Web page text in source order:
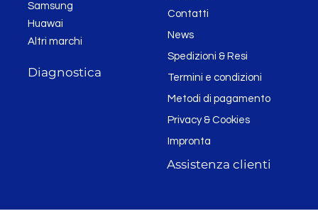
Samsung
Huawai
Altri marchi
Diagnostica
Contatti
News
Spedizioni & Resi
Termini e condizioni
Metodi di pagamento
Privacy & Cookies
Impronta
Assistenza clienti